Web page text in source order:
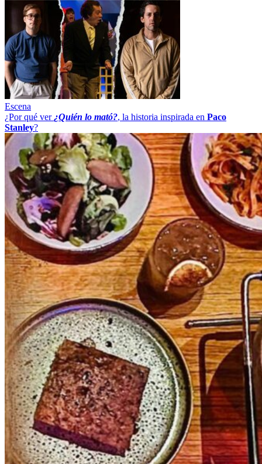
Escena
¿Por qué ver ¿Quién lo mató?, la historia inspirada en Paco
Stanley?